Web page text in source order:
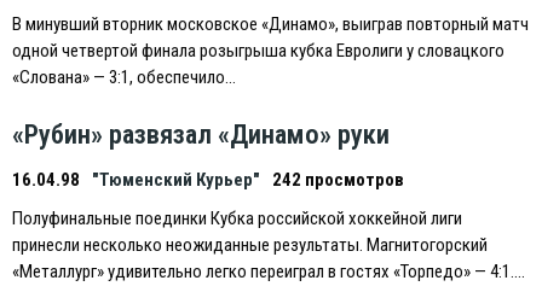
В минувший вторник московское «Динамо», выиграв повторный матч
одной четвертой финала розыгрыша кубка Eвролиги у словацкого
«Слована» — 3:1, обеспечило…
«Рубин» развязал «Динамо» руки
16.04.98 "Тюменский Курьер"
242 просмотров
Полуфинальные поединки Кубка российской хоккейной лиги
принесли несколько неожиданные результаты. Магнитогорский
«Металлург» удивительно легко переиграл в гостях «Торпедо» — 4:1….